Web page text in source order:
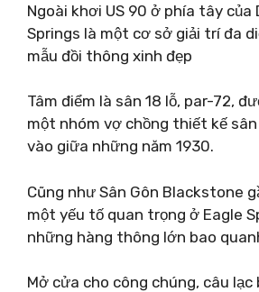
Ngoài khơi US 90 ở phía tây của
Springs là một cơ sở giải trí đa
mẫu đồi thông xinh đẹp
Tâm điểm là sân 18 lỗ, par-72,
một nhóm vợ chồng thiết kế
vào giữa những năm 1930.
Cũng như Sân Gôn Blackstone
một yếu tố quan trọng ở Eagle
những hàng thông lớn bao
Mở cửa cho công chúng, câu lạc